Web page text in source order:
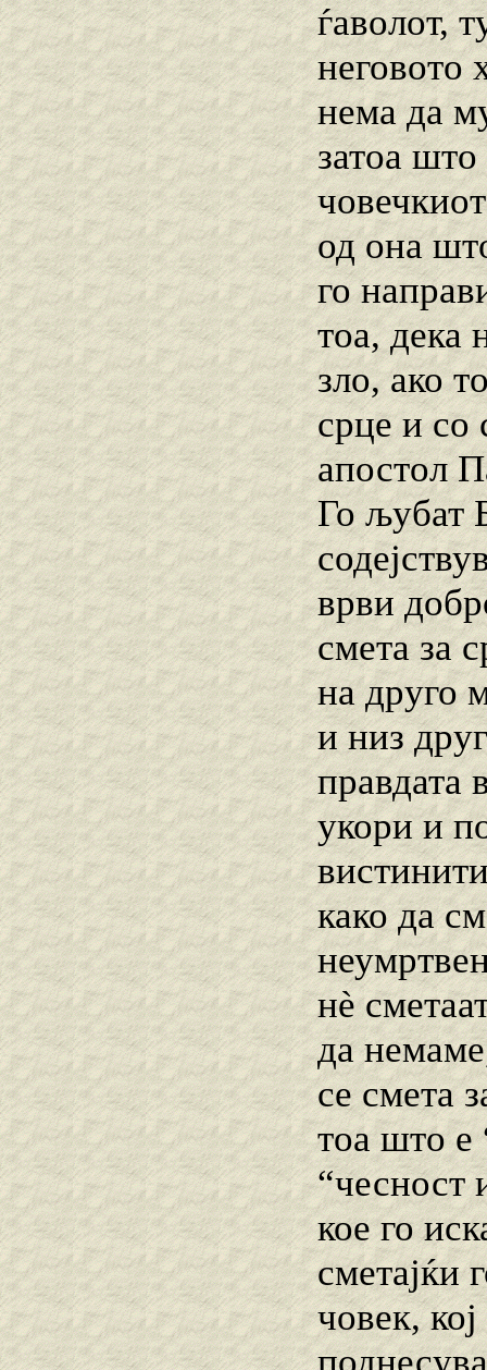
ѓаволот,
неговото
нема да
затоа
од она
го
тоа, дека
зло, ако
срце и со
апостол
Го љубат
врви
смета за
на друго
и низ
правдата
укори и
како да
нѐ
да
се смета
тоа што е
“чесност
кое го
сметајќи
човек,